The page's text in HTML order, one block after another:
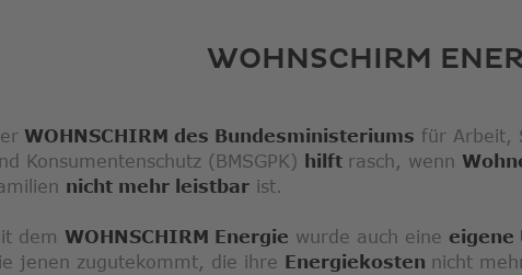
WOHNSCHIRM
WOHNSCHIRM des Bundesministeriums für Arbeit,
Konsumentenschutz (BMSGPK) hilft rasch, wenn
nicht mehr leistbarist.
dem WOHNSCHIRM Energie wurde auch eine eigene
jenen zugutekommt, die ihre Energiekosten nicht